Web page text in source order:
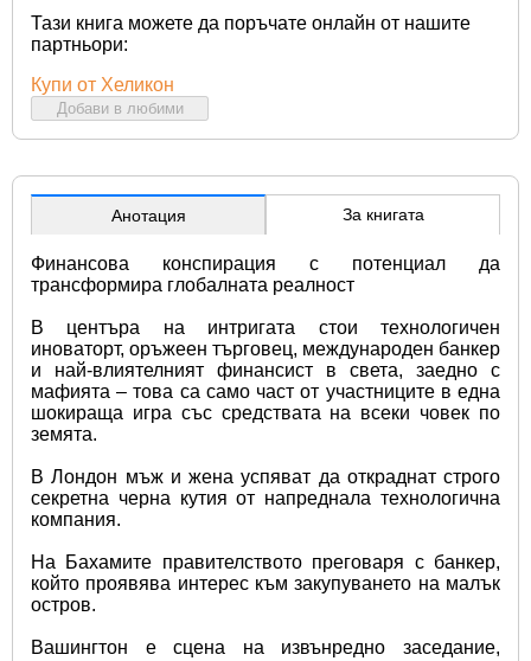
Тази книга можете да поръчате онлайн от нашите
партньори:
Купи от Хеликон
Добави в любими
Анотация За книгата
Финансова конспирация с потенциал да
трансформира глобалната реалност
В центъра на интригата стои технологичен
иноваторт, оръжеен търговец, международен банкер
и най-влиятелният финансист в света, заедно с
мафията – това са само част от участниците в една
шокираща игра със средствата на всеки човек по
земята.
В Лондон мъж и жена успяват да откраднат строго
секретна черна кутия от напреднала технологична
компания.
На Бахамите правителството преговаря с банкер,
който проявява интерес към закупуването на малък
остров.
Вашингтон е сцена на извънредно заседание,